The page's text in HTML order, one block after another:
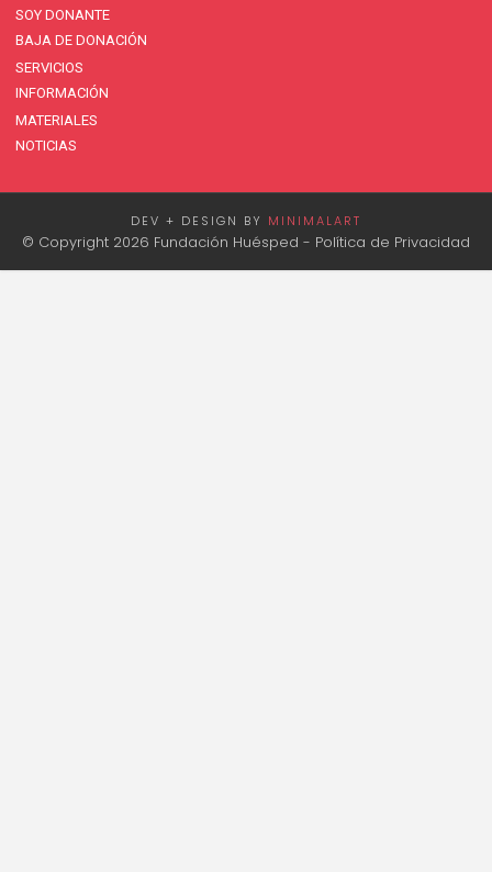
SOY DONANTE
BAJA DE DONACIÓN
SERVICIOS
INFORMACIÓN
MATERIALES
NOTICIAS
DEV + DESIGN BY MINIMALART
© Copyright 2026 Fundación Huésped - Política de Privacidad